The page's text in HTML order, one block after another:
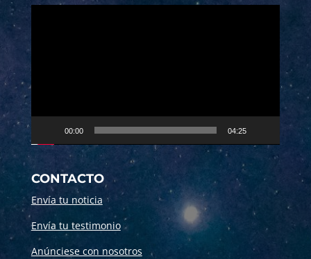
00:00 04:25
CONTACTO
Envía tu noticia
Envía tu testimonio
Anúnciese con nosotros